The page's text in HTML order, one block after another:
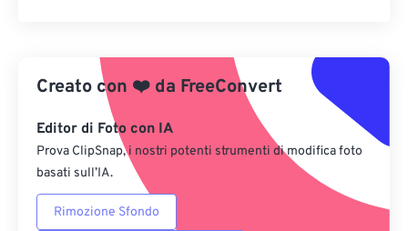
Applica da preimpostazione
Salva come predefinito
Creato con ❤️ da FreeConvert
Editor di Foto con IA
Prova ClipSnap, i nostri potenti strumenti di modifica foto
basati sull’IA.
Rimozione Sfondo